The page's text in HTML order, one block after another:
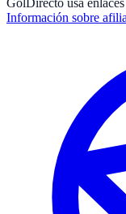
GolDirecto usa
Información sobre